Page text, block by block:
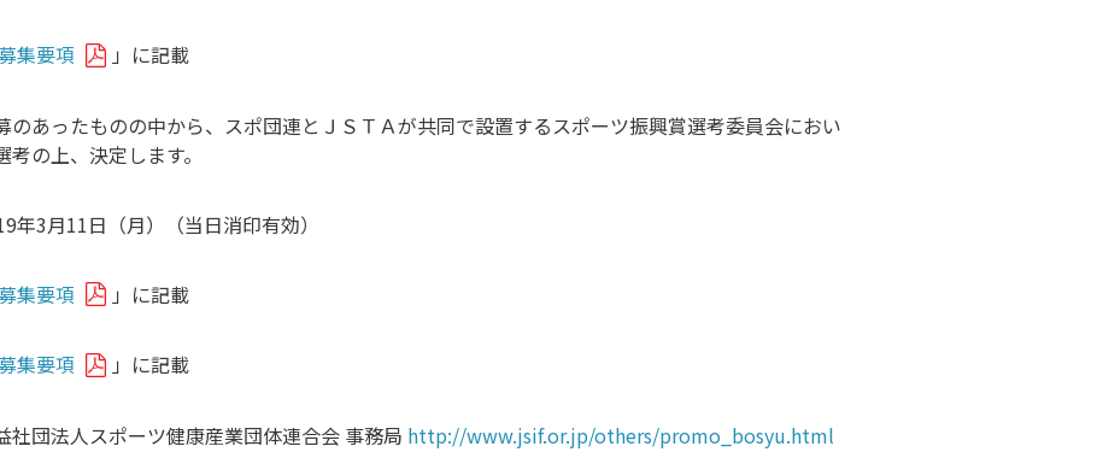
集要項 」に記載
のあったものの中から、スポ団連とＪＳＴＡが共同で設置するスポーツ振興賞選考委員会におい
考の上、決定します。
年3月11日（月）（当日消印有効）
集要項 」に記載
集要項 」に記載
社団法人スポーツ健康産業団体連合会 事務局 http://www.jsif.or.jp/others/promo_bosyu.html